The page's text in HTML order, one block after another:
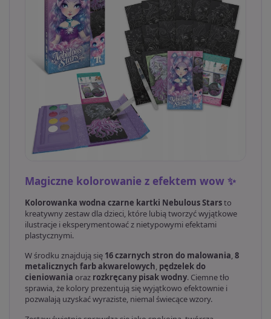
Magiczne kolorowanie z efektem wow ✨
Kolorowanka wodna czarne kartki Nebulous Starsto
kreatywny zestaw dla dzieci, które lubią tworzyć wyjątkowe
ilustracje i eksperymentować z nietypowymi efektami
plastycznymi.
W środku znajdują się 16 czarnych stron do malowania,8
metalicznych farb akwarelowych, pędzelek do
cieniowania oraz rozkręcany pisak wodny. Ciemne tło
sprawia, że kolory prezentują się wyjątkowo efektownie i
pozwalają uzyskać wyraziste, niemal świecące wzory.